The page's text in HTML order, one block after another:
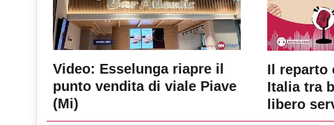
Video: Esselunga riapre il
punto vendita di viale Piave
(Mi)
Il reparto
Italia tra
libero